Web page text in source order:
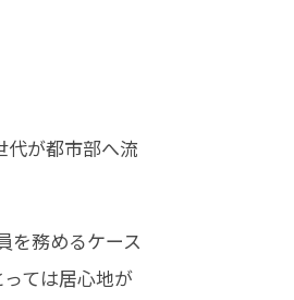
代が都市部へ流
を務めるケース
ては居心地が